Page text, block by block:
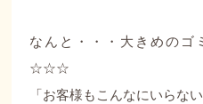
なんと・・・大きめのゴ
☆☆☆
「お客様もこんなにいらな